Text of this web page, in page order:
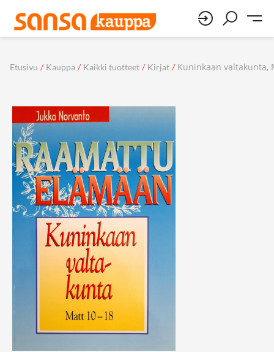
Etusivu / Kauppa / Kaikki tuotteet / Kirjat / Kuninkaan valtakunta,